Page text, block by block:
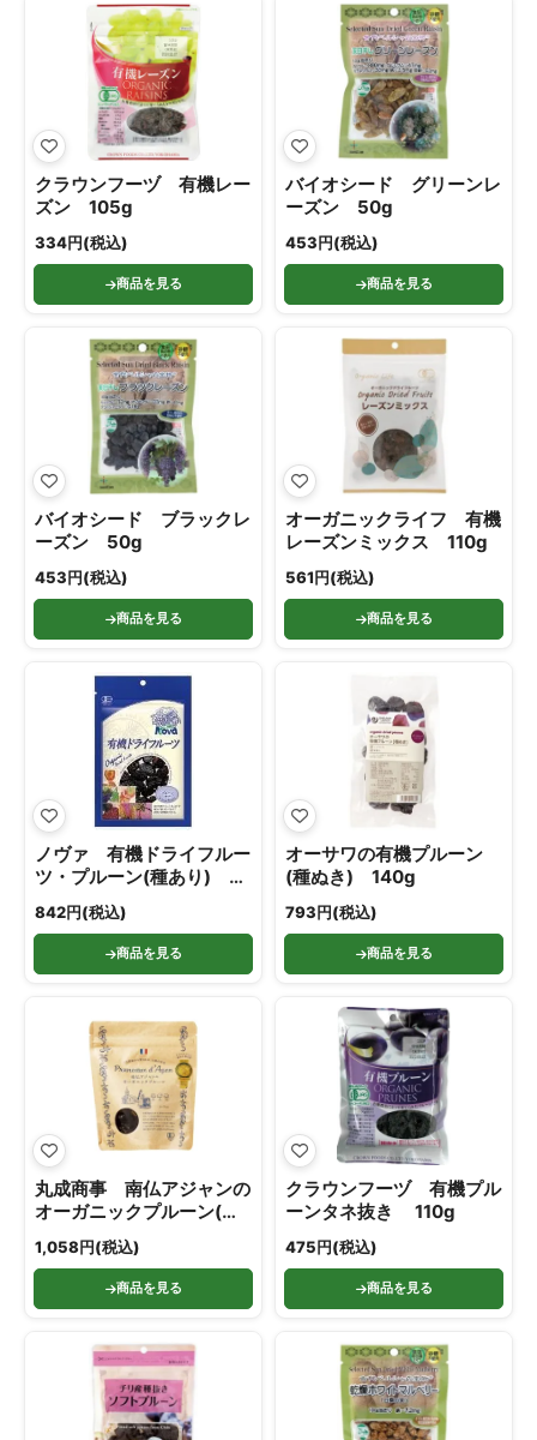
クラウンフーヅ 有機レー
ズン 105g
334円(税込)
商品を見る
バイオシード グリーンレ
ーズン 50g
453円(税込)
商品を見る
バイオシード ブラックレ
ーズン 50g
453円(税込)
商品を見る
オーガニックライフ 有機
レーズンミックス 110g
561円(税込)
商品を見る
ノヴァ 有機ドライフルー
ツ・プルーン(種あり)
150g
842円(税込)
商品を見る
オーサワの有機プルーン
(種ぬき) 140g
793円(税込)
商品を見る
丸成商事 南仏アジャンの
オーガニックプルーン(種
付き) 200g
1,058円(税込)
商品を見る
クラウンフーヅ 有機プル
ーンタネ抜き 110g
475円(税込)
商品を見る